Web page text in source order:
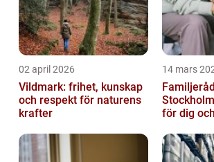
02 april 2026
Vildmark: frihet, kunskap
och respekt för naturens
krafter
14 mars
för dig